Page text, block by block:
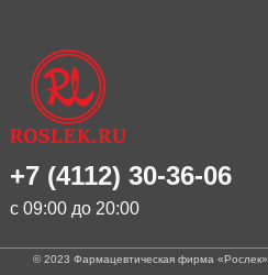
+7 (4112) 30-36-06
с 09:00 до 20:00
© 2023 Фармацевтическая фирма «Рослек»